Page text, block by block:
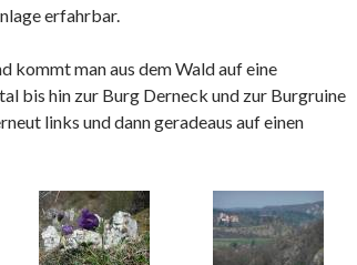
erfahrbar.
kommt man aus dem Wald auf eine
bis hin zur Burg Derneck und zur Burgruine
links und dann geradeaus auf einen